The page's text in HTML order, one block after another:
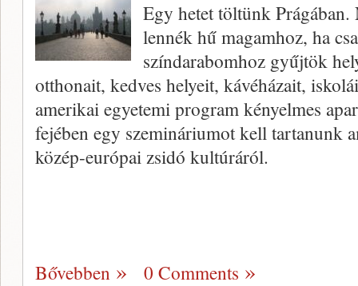
Egy hetet töltünk
lennék hű magamhoz, ha
színdarabomhoz gyűjtök
otthonait, kedves helyeit, kávéházait,
amerikai egyetemi program kényelmes
fejében egy szemináriumot kell tartanunk
közép-európai zsidó kultúráról.
Bővebben 0 Comments